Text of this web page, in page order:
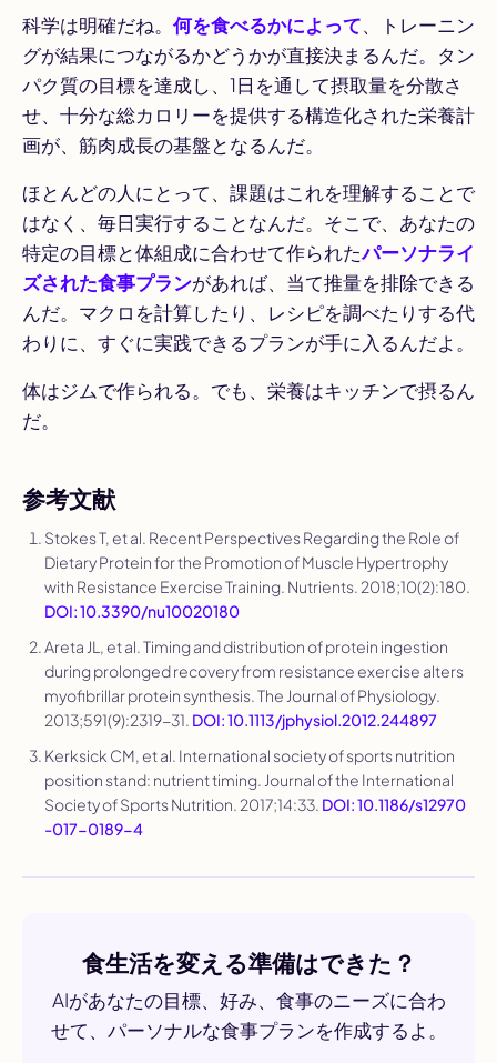
科学は明確だね。 何を食べるかによって、トレーニン
グが結果につながるかどうかが直接決まるんだ。タン
パク質の目標を達成し、1日を通して摂取量を分散さ
せ、十分な総カロリーを提供する構造化された栄養計
画が、筋肉成長の基盤となるんだ。
ほとんどの人にとって、課題はこれを理解することで
はなく、毎日実行することなんだ。そこで、あなたの
特定の目標と体組成に合わせて作られたパーソナライ
ズされた食事プランがあれば、当て推量を排除できる
んだ。マクロを計算したり、レシピを調べたりする代
わりに、すぐに実践できるプランが手に入るんだよ。
体はジムで作られる。でも、栄養はキッチンで摂るん
だ。
参考文献
Stokes T, et al. Recent Perspectives Regarding the Role of
Dietary Protein for the Promotion of Muscle Hypertrophy
with Resistance Exercise Training. Nutrients. 2018;10(2):180.
DOI: 10.3390/nu10020180
Areta JL, et al. Timing and distribution of protein ingestion
during prolonged recovery from resistance exercise alters
myofibrillar protein synthesis.The Journal of Physiology.
2013;591(9):2319-31. DOI: 10.1113/jphysiol.2012.244897
Kerksick CM, et al. International society of sports nutrition
position stand: nutrient timing. Journal of the International
Society of Sports Nutrition. 2017;14:33. DOI: 10.1186/s12970
-017-0189-4
食生活を変える準備はできた？
AIがあなたの目標、好み、食事のニーズに合わ
せて、パーソナルな食事プランを作成するよ。